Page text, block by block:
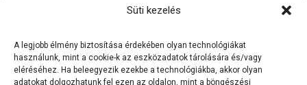
Süti kezelés
A legjobb élmény biztosítása érdekében olyan technológiákat
használunk, mint a cookie-k az eszközadatok tárolására és/vagy
eléréséhez. Ha beleegyezik ezekbe a technológiákba, akkor olyan
adatokat dolgozhatunk fel ezen az oldalon, mint a böngészési
H-P: 7:00 – 16:00
Szombat: zárva